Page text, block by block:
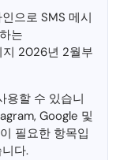
으로 SMS 메시
는
지 2026년 2월부
용할 수 있습니
Google 및
필요한 항목입
다.